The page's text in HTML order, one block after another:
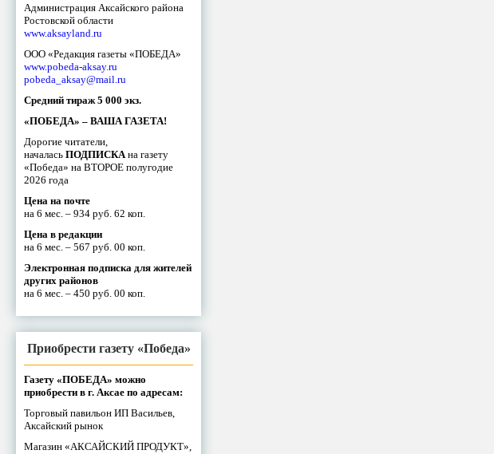
Администрация Аксайского района
Ростовской области
www.aksayland.ru
ООО «Редакция газеты «ПОБЕДА»
www.pobeda-aksay.ru
pobeda_aksay@mail.ru
Средний тираж 5 000 экз.
«ПОБЕДА» – ВАША ГАЗЕТА!
Дорогие читатели,
началась ПОДПИСКА на газету
«Победа» на ВТОРОЕ полугодие
2026 года
Цена на почте
на 6 мес. – 934 руб. 62 коп.
Цена в редакции
на 6 мес. – 567 руб. 00 коп.
Электронная подписка для жителей
других районов
на 6 мес. – 450 руб. 00 коп.
Приобрести газету «Победа»
Газету «ПОБЕДА» можно
приобрести в г. Аксае по адресам:
Торговый павильон ИП Васильев,
Аксайский рынок
Магазин «АКСАЙСКИЙ ПРОДУКТ»,